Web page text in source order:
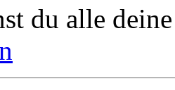
du alle